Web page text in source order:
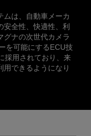
ムは、自動車メーカ
安全性、快適性、利
グナの次世代カメラ
を可能にするECU技
採用されており、来
できるようになり